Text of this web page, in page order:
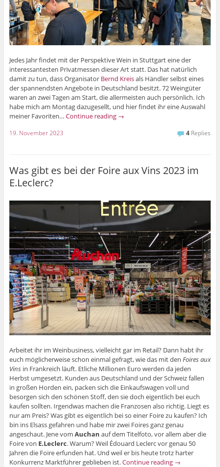
Jedes Jahr findet mit der Perspektive Wein in Stuttgart eine der
interessantesten Privatmessen dieser Art statt. Das hat natürlich
damit zu tun, dass Organisator Bernd Kreisals Händler selbst eines
der spannendsten Angebote in Deutschland besitzt. 72 Weingüter
waren an zwei Tagen am Start, die allermeisten auch persönlich. Ich
habe mich am Montag dazugesellt, und hier findet ihr eine Auswahl
meiner Favoriten… Continue reading →
19. November 2023 4 Replies
Was gibt es bei der Foire aux Vins 2023 im
E.Leclerc?
Arbeitet ihr im Weinbusiness, vielleicht gar im Retail? Dann habt ihr
euch möglicherweise schon einmal gefragt, wie das mit den Foires aux
Vinsin Frankreich läuft. Etliche Millionen Euro werden da jeden
Herbst umgesetzt. Kunden aus Deutschland und der Schweiz fallen
in großen Horden ein, packen sich die Einkaufswagen voll und
besorgen sich den schönen Stoff, den sie doch eigentlich bei euch
kaufen sollten. Irgendwas machen die Franzosen also richtig. Liegt es
nur am Preis? Was gibt es eigentlich bei so einer Foire zu kaufen? Ich
bin ins Elsass gefahren und habe mir zwei Foires ganz genau
angeschaut. Jene vom Auchan auf dem Titelfoto, vor allem aber die
Foire von E.Leclerc. Warum? Weil Édouard Leclerc vor genau 50
Jahren die Foire erfunden hat. Und weil er bis heute trotz harter
Konkurrenz Marktführer geblieben ist.Continue reading →